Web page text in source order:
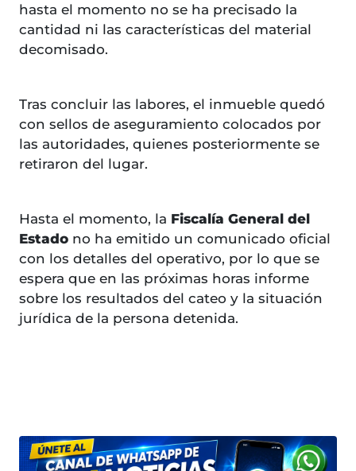
hasta el momento no se ha precisado la
cantidad ni las características del material
decomisado.
Tras concluir las labores, el inmueble quedó
con sellos de aseguramiento colocados por
las autoridades, quienes posteriormente se
retiraron del lugar.
Hasta el momento, la Fiscalía General del
Estado no ha emitido un comunicado oficial
con los detalles del operativo, por lo que se
espera que en las próximas horas informe
sobre los resultados del cateo y la situación
jurídica de la persona detenida.